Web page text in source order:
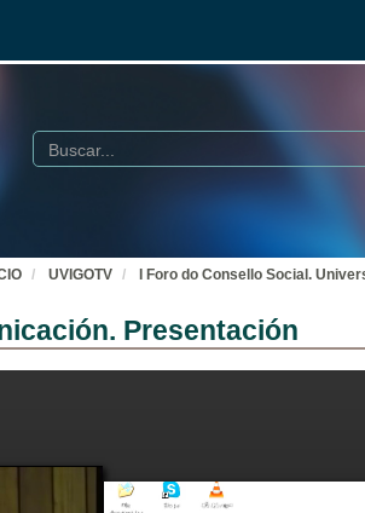
Buscar
UVIGOTV I Foro do Consello Social.
Presentación